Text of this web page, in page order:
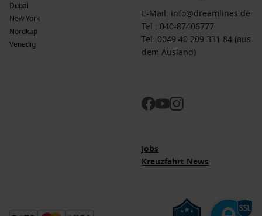
Dubai
New York
Nordkap
Venedig
E-Mail: info@dreamlines.de
Tel.: 040-87406777
Tel: 0049 40 209 331 84 (aus
dem Ausland)
Jobs
Kreuzfahrt News